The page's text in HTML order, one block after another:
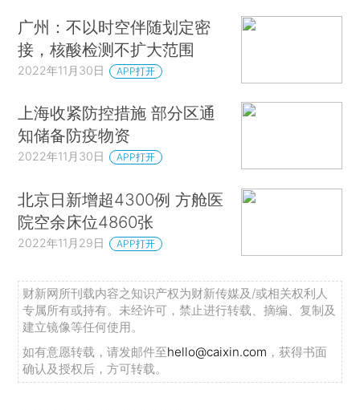
广州：不以时空伴随划定密
接，核酸检测不扩大范围
2022年11月30日 APP打开
上海收紧防控措施 部分区通
知储备防疫物资
2022年11月30日 APP打开
北京日新增超4300例 方舱医
院空余床位4860张
2022年11月29日 APP打开
财新网所刊载内容之知识产权为财新传媒及/或相关权利人
专属所有或持有。未经许可，禁止进行转载、摘编、复制及
建立镜像等任何使用。
如有意愿转载，请发邮件至hello@caixin.com ，获得书面
确认及授权后，方可转载。